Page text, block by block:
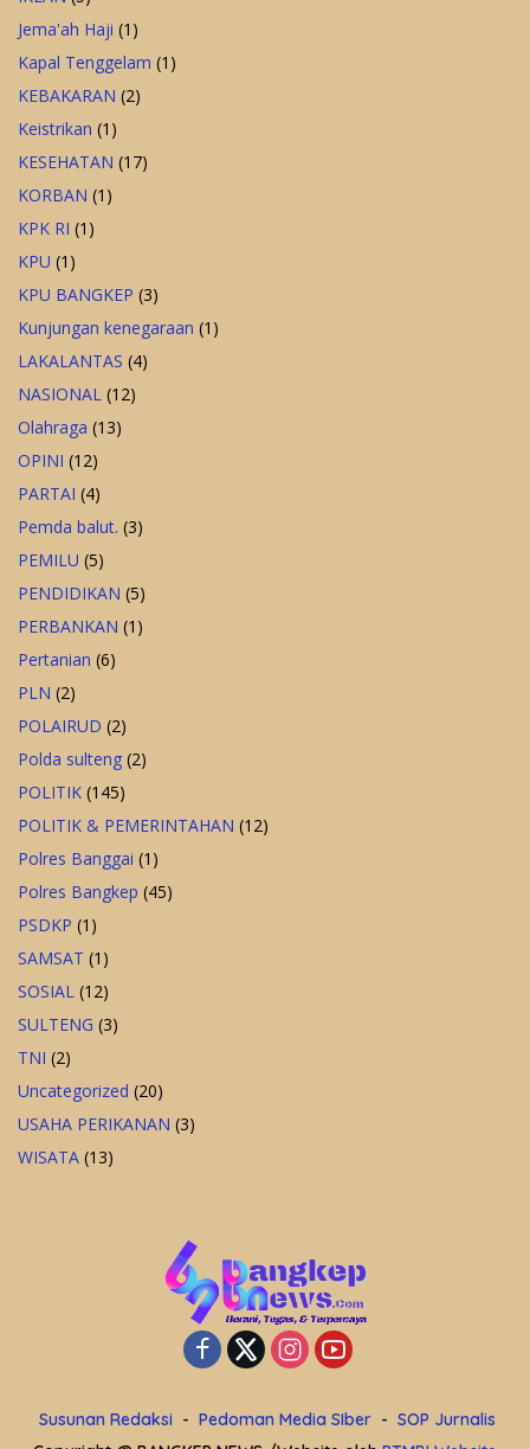
Jema'ah Haji (1)
Kapal Tenggelam (1)
KEBAKARAN (2)
Keistrikan (1)
KESEHATAN (17)
KORBAN (1)
KPK RI (1)
KPU (1)
KPU BANGKEP (3)
Kunjungan kenegaraan (1)
LAKALANTAS (4)
NASIONAL (12)
Olahraga (13)
OPINI (12)
PARTAI (4)
Pemda balut. (3)
PEMILU (5)
PENDIDIKAN (5)
PERBANKAN (1)
Pertanian (6)
PLN (2)
POLAIRUD (2)
Polda sulteng (2)
POLITIK (145)
POLITIK & PEMERINTAHAN (12)
Polres Banggai (1)
Polres Bangkep (45)
PSDKP (1)
SAMSAT (1)
SOSIAL (12)
SULTENG (3)
TNI (2)
Uncategorized (20)
USAHA PERIKANAN (3)
WISATA (13)
Susunan Redaksi Pedoman Media SIber
SOP Jurnalis